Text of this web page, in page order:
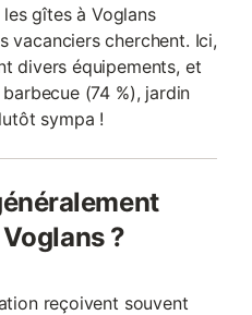
gîtes à Voglans
vacanciers cherchent. Ici,
divers équipements, et
(74 %), jardin
sympa !
?
reçoivent souvent